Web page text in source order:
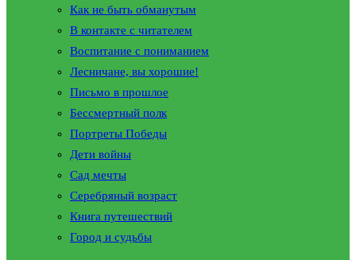
Как не быть обманутым
В контакте с читателем
Воспитание с пониманием
Лесничане, вы хорошие!
Письмо в прошлое
Бессмертный полк
Портреты Победы
Дети войны
Сад мечты
Серебряный возраст
Книга путешествий
Город и судьбы